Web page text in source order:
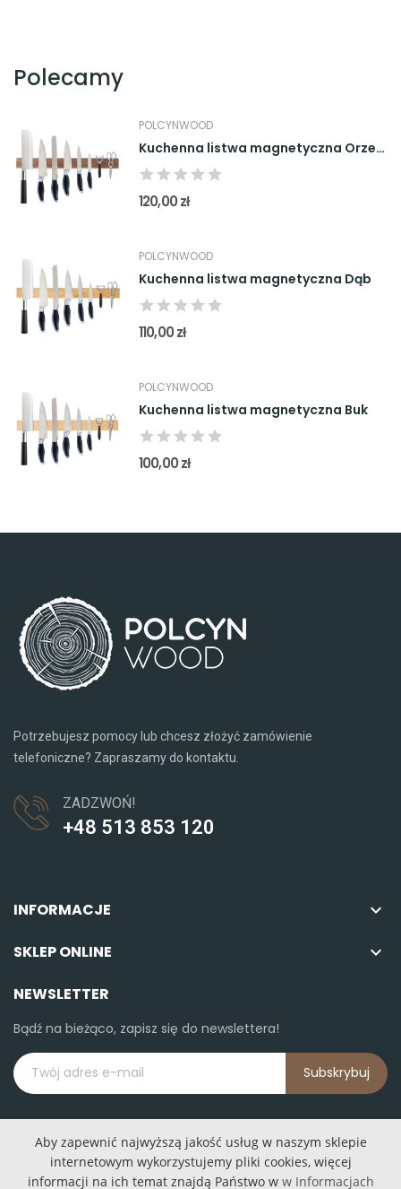
Polecamy
POLCYNWOOD
Kuchenna listwa magnetyczna Orzech
120,00 zł
POLCYNWOOD
Kuchenna listwa magnetyczna Dąb
110,00 zł
POLCYNWOOD
Kuchenna listwa magnetyczna Buk
100,00 zł
Potrzebujesz pomocy lub chcesz złożyć zamówienie
telefoniczne? Zapraszamy do kontaktu.
ZADZWOŃ!
+48 513 853 120
INFORMACJE 
SKLEP ONLINE 
NEWSLETTER
Bądź na bieżąco, zapisz się do newslettera!
Subskrybuj
Aby zapewnić najwyższą jakość usług w naszym sklepie
internetowym wykorzystujemy pliki cookies, więcej
informacji na ich temat znajdą Państwo w w Informacjach